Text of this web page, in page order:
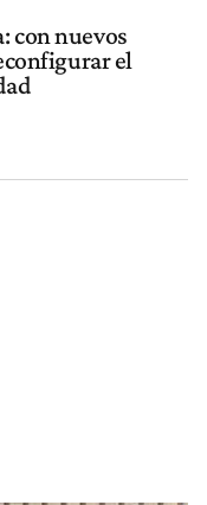
con nuevos
el